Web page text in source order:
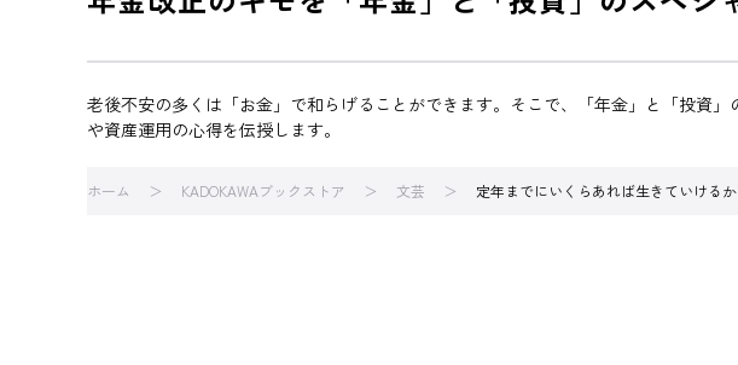
老後不安の多くは「お金」で和らげることができます。そこで、「年金」と「投資
や資産運用の心得を伝授します。
ホーム KADOKAWAブックストア 文芸 定年までにいくらあれば生きていける